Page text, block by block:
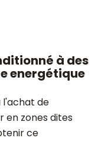
à des
energétique
l'achat de
en zones dites
ce